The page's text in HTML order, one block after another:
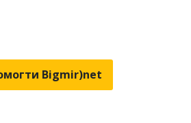
Bigmir)net